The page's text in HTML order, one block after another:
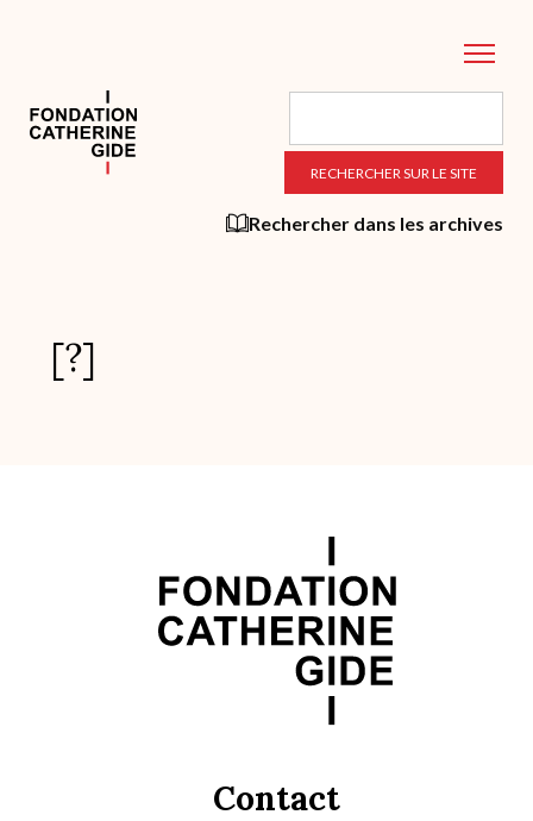
principal
Rechercher dans les archives
[?]
Contact